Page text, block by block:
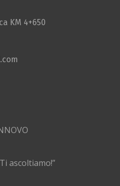
KM 4+650
ascoltiamo!”